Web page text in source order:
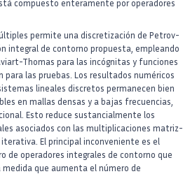
compuesto enteramente por operadores
permite una discretización de Petrov-
integral de contorno propuesta, empleando
Thomas para las incógnitas y funciones
las pruebas. Los resultados numéricos
lineales discretos permanecen bien
en mallas densas y a bajas frecuencias,
Esto reduce sustancialmente los
asociados con las multiplicaciones matriz-
El principal inconveniente es el
de operadores integrales de contorno que
medida que aumenta el número de